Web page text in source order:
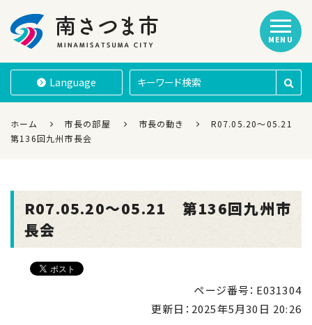
南さつま市
Language
MENU
ホーム 市長の部屋 市長の動き
R07.05.20～05.21
第136回九州市長会
R07.05.20～05.21 第136回九州市
長会
ページ番号：E031304
更新日： 2025年5月30日 20:26